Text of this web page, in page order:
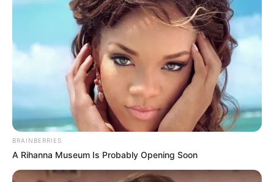
ενεργά μέτωπα;
Προσφέρετε ρεπορτάζ για τροχαία και την κίνηση
στους δρόμους;
Πού μπορώ να δω τις προγραμματισμένες απεργίες
και κινητοποιήσεις;
+
Υπάρχει άμεση καταγραφή για σεισμικές δονήσεις;
Καλύπτετε θέματα που αφορούν επιδόματα και
BRAINBERRIES
A Rihanna Museum Is Probably Opening Soon